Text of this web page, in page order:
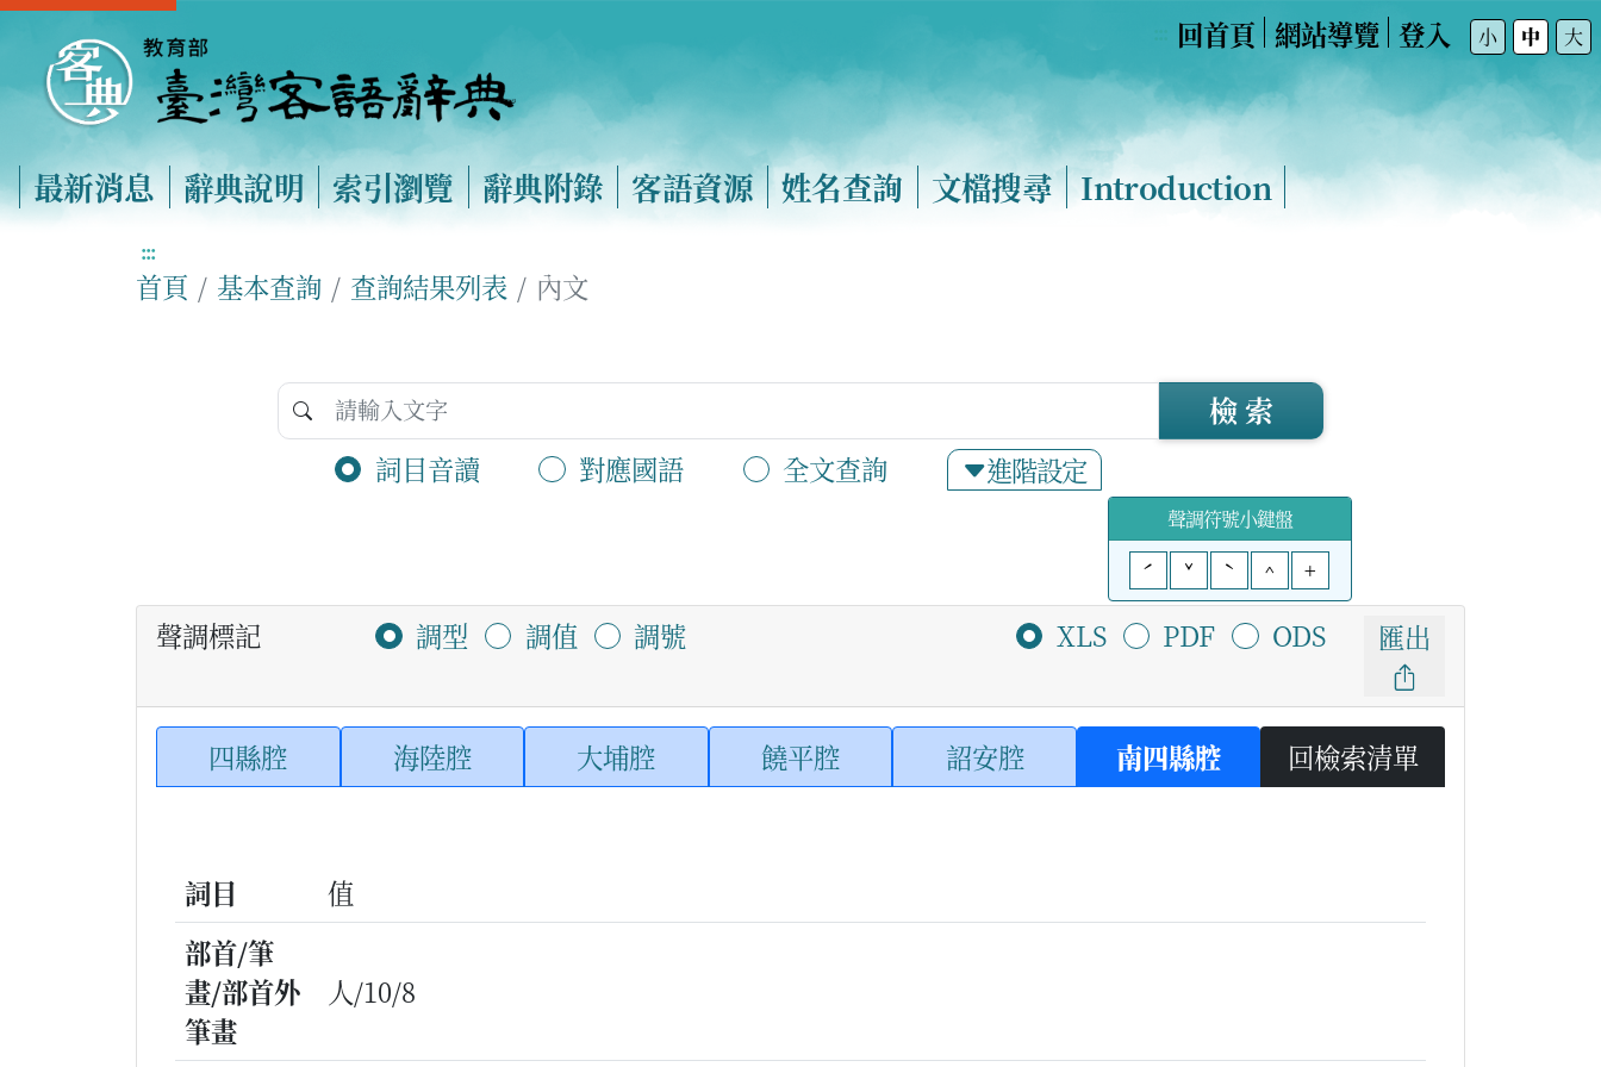
回首頁 網站導覽 登入 小 中 大
最新消息 辭典說明 索引瀏覽 辭典附錄 客語資源 姓名查詢 文檔搜尋 Introduction
:::
首頁 基本查詢 查詢結果列表 內文
詞目音讀 對應國語 全文查詢 進階設定
檢 索
聲調符號小鍵盤
ˊ
ˇ ˋ ^ +
聲調標記 調型 調值 調號 XLS PDF ODS 匯出
四縣腔 海陸腔 大埔腔 饒平腔 詔安腔 南四縣腔 回檢索清單
詞目
值
部首/筆
畫/部首外
筆畫
人/10/8